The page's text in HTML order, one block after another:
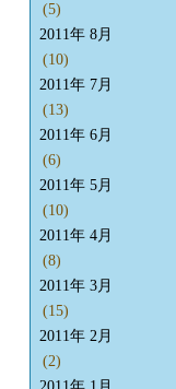
(5)
2011年 8月
(10)
2011年 7月
(13)
2011年 6月
(6)
2011年 5月
(10)
2011年 4月
(8)
2011年 3月
(15)
2011年 2月
(2)